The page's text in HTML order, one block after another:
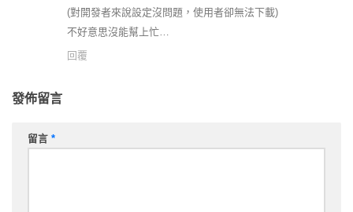
(對開發者來說設定沒問題，使用者卻無法下載)
不好意思沒能幫上忙…
回覆
發佈留言
留言 *